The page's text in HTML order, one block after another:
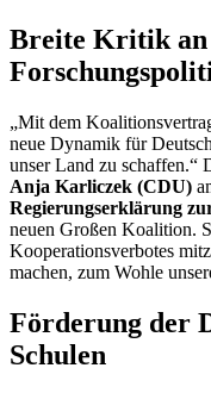
Breite Kritik an
„Mit dem
neue Dynamik für
unser Land zu schaffen.“
Anja Karliczek (CDU)
Regierungserklärung
neuen Großen Koalition.
Kooperationsverbotes
machen, zum Wohle
Förderung der
Schulen